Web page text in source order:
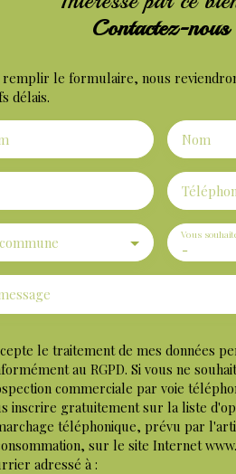
Contactez-nous
le formulaire, nous
délais.
Nom
-
Vous
le traitement de mes données
au RGPD. Si vous ne
commerciale par voie
inscrire gratuitement sur la liste
téléphonique, prévu par
sur le site Internet
adressé à :